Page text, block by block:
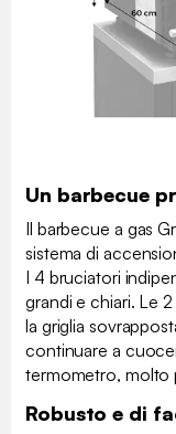
Un barbecue
Il barbecue a gas
sistema di
I 4 bruciatori
grandi e chiari. Le
la griglia
continuare a
termometro, molto
Robusto e di